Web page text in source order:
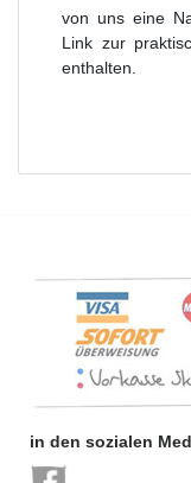
von uns eine
Link zur
enthalten.
in den sozialen